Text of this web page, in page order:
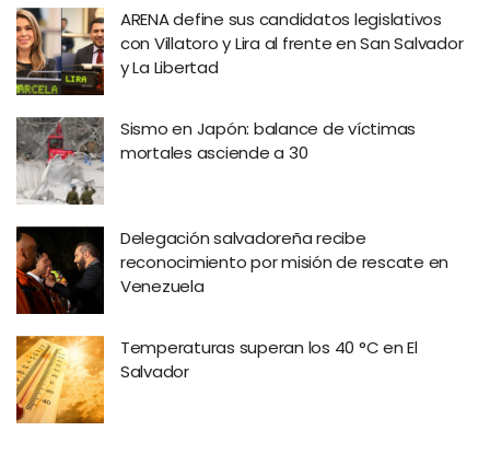
ARENA define sus candidatos legislativos
con Villatoro y Lira al frente en San Salvador
y La Libertad
Sismo en Japón: balance de víctimas
mortales asciende a 30
Delegación salvadoreña recibe
reconocimiento por misión de rescate en
Venezuela
Temperaturas superan los 40 °C en El
Salvador